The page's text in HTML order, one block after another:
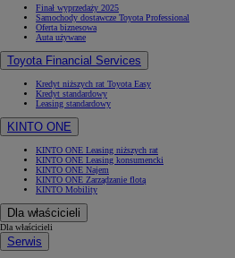
Finał wyprzedaży 2025
Samochody dostawcze Toyota Professional
Oferta biznesowa
Auta używane
Toyota Financial Services
Kredyt niższych rat Toyota Easy
Kredyt standardowy
Leasing standardowy
KINTO ONE
KINTO ONE Leasing niższych rat
KINTO ONE Leasing konsumencki
KINTO ONE Najem
KINTO ONE Zarządzanie flotą
KINTO Mobility
Dla właścicieli
Dla właścicieli
Serwis